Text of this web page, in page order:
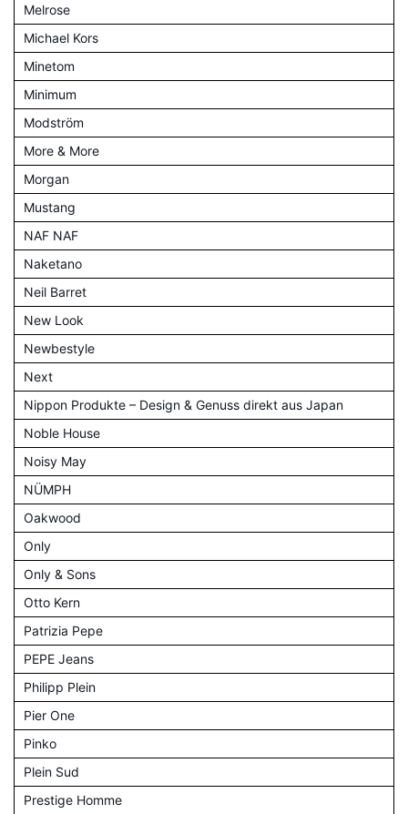
Melrose
Michael Kors
Minetom
Minimum
Modström
More & More
Morgan
Mustang
NAF NAF
Naketano
Neil Barret
New Look
Newbestyle
Next
Nippon Produkte – Design & Genuss direkt aus Japan
Noble House
Noisy May
NÜMPH
Oakwood
Only
Only & Sons
Otto Kern
Patrizia Pepe
PEPE Jeans
Philipp Plein
Pier One
Pinko
Plein Sud
Prestige Homme